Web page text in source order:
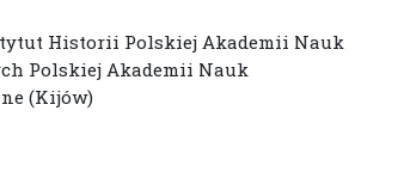
Historii Polskiej Akademii Nauk
Polskiej Akademii Nauk
(Kijów)